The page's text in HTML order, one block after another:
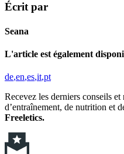
Écrit par
Seana
L'article est également
de en es it pt
Recevez les derniers conseils et
d’entraînement, de nutrition et
Freeletics.